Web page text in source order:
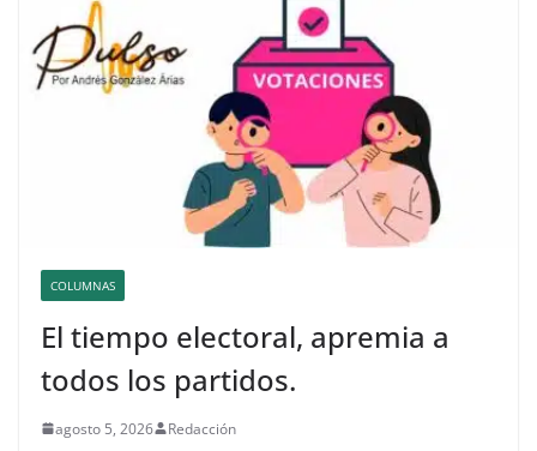
COLUMNAS
El tiempo electoral, apremia a
todos los partidos.
agosto 5, 2026 Redacción